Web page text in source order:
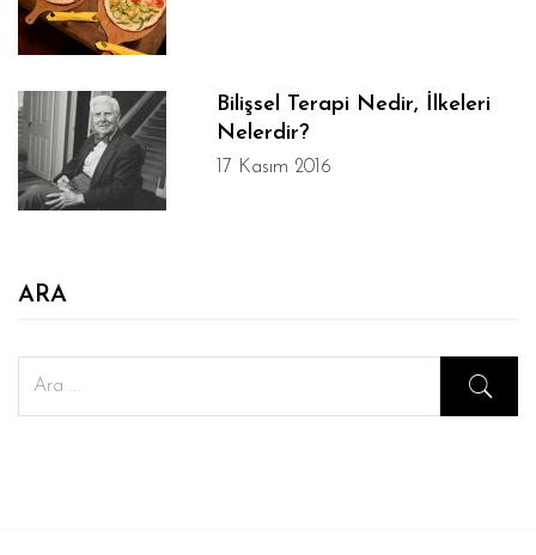
Bilişsel Terapi Nedir, İlkeleri
Nelerdir?
17 Kasım 2016
ARA